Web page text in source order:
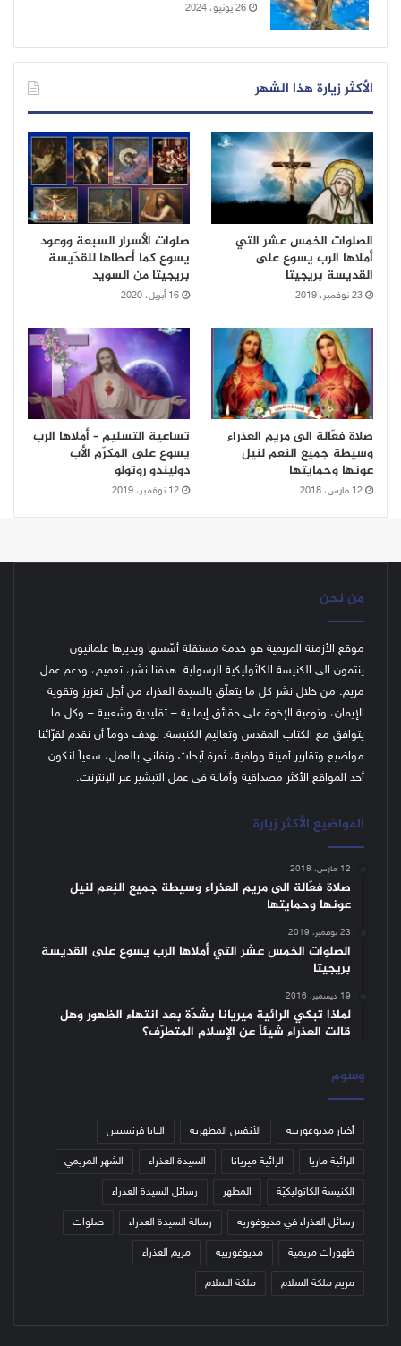
26 يونيو، 2024
الأكثر زيارة هذا الشهر
الصلوات الخمس عشر التي
أملاها الرب يسوع على
القديسة بريجيتا
23 نوفمبر، 2019
صلوات الأسرار السبعة ووعود
يسوع كما أعطاها للقدّيسة
بريجيتا من السويد
16 أبريل، 2020
صلاة فعّالة الى مريم العذراء
وسيطة جميع النِعم لنيل
عونها وحمايتها
12 مارس، 2018
تساعية التسليم – أملاها الرب
يسوع على المكرّم الأب
دوليندو روتولو
12 نوفمبر، 2019
من نحن
موقع الأزمنة المريمية هو خدمة مستقلة أسّسها ويديرها علمانيون
ينتمون الى الكنيسة الكاثوليكية الرسولية. هدفنا نشر، تعميم، ودعم عمل
مريم. من خلال نشر كل ما يتعلّق بالسيدة العذراء من أجل تعزيز وتقوية
الإيمان، وتوعية الإخوة على حقائق إيمانية – تقليدية وشعبية – وكل ما
يتوافق مع الكتاب المقدس وتعاليم الكنيسة. نهدف دوماً أن نقدم لقرّائنا
مواضيع وتقارير أمينة ووافية، ثمرة أبحاث وتفاني بالعمل، سعياً لنكون
أحد المواقع الأكثر مصداقية وأمانة في عمل التبشير عبر الإنترنت.
المواضيع الأكثر زيارة
12 مارس، 2018
صلاة فعّالة الى مريم العذراء وسيطة جميع النِعم لنيل
عونها وحمايتها
23 نوفمبر، 2019
الصلوات الخمس عشر التي أملاها الرب يسوع على القديسة
بريجيتا
19 ديسمبر، 2016
لماذا تبكي الرائية ميريانا بشدّة بعد انتهاء الظهور وهل
قالت العذراء شيئاً عن الإسلام المتطرّف؟
وسوم
أخبار مديوغورييه الأنفس المطهرية البابا فرنسيس
الرائية ماريا الرائية ميريانا السيدة العذراء الشهر المريمي
الكنيسة الكاثوليكيّة المطهر رسائل السيدة العذراء
رسائل العذراء في مديوغوريه رسالة السيدة العذراء صلوات
ظهورات مريمية مديوغورييه مريم العذراء
مريم ملكة السلام ملكة السلام